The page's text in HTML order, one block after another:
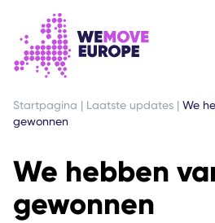
GA NAAR DE HOOFDINHOUD
GA NAAR VOETTEKSTNAVIGATIE
Startpagina | Laatste updates | We
gewonnen
We hebben
gewonnen